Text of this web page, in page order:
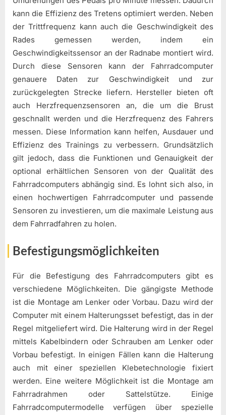
kann die Effizienz des Tretens optimiert werden. Neben
der Trittfrequenz kann auch die Geschwindigkeit des
Rades gemessen werden, indem ein
Geschwindigkeitssensor an der Radnabe montiert wird.
Durch diese Sensoren kann der Fahrradcomputer
genauere Daten zur Geschwindigkeit und zur
zurückgelegten Strecke liefern. Hersteller bieten oft
auch Herzfrequenzsensoren an, die um die Brust
geschnallt werden und die Herzfrequenz des Fahrers
messen. Diese Information kann helfen, Ausdauer und
Effizienz des Trainings zu verbessern. Grundsätzlich
gilt jedoch, dass die Funktionen und Genauigkeit der
optional erhältlichen Sensoren von der Qualität des
Fahrradcomputers abhängig sind. Es lohnt sich also, in
einen hochwertigen Fahrradcomputer und passende
Sensoren zu investieren, um die maximale Leistung aus
dem Fahrradfahren zu holen.
Befestigungsmöglichkeiten
Für die Befestigung des Fahrradcomputers gibt es
verschiedene Möglichkeiten. Die gängigste Methode
ist die Montage am Lenker oder Vorbau. Dazu wird der
Computer mit einem Halterungsset befestigt, das in der
Regel mitgeliefert wird. Die Halterung wird in der Regel
mittels Kabelbindern oder Schrauben am Lenker oder
Vorbau befestigt. In einigen Fällen kann die Halterung
auch mit einer speziellen Klebetechnologie fixiert
werden. Eine weitere Möglichkeit ist die Montage am
Fahrradrahmen oder Sattelstütze. Einige
Fahrradcomputermodelle verfügen über spezielle